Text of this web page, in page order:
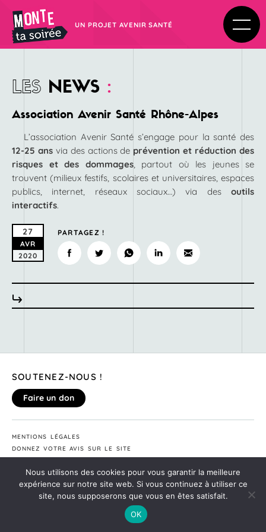
UN PROJET AVENIR SANTÉ
LES NEWS :
Association Avenir Santé Rhône-Alpes
L’association Avenir Santé s’engage pour la santé des
12-25 ansvia des actions de prévention et réduction des
risques et des dommages, partout où les jeunes se
trouvent (milieux festifs, scolaires et universitaires, espaces
publics, internet, réseaux sociaux…) via des outils
interactifs.
27
AVR
2020
PARTAGEZ !
SOUTENEZ-NOUS !
Faire un don
MENTIONS LÉGALES
DONNEZ VOTRE AVIS SUR LE SITE
Nous utilisons des cookies pour vous garantir la meilleure
expérience sur notre site web. Si vous continuez à utiliser ce
site, nous supposerons que vous en êtes satisfait.
OK